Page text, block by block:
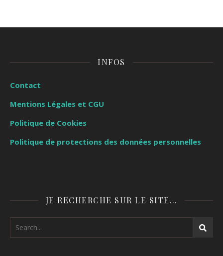
INFOS
Contact
Mentions Légales et CGU
Politique de Cookies
Politique de protections des données personnelles
JE RECHERCHE SUR LE SITE…